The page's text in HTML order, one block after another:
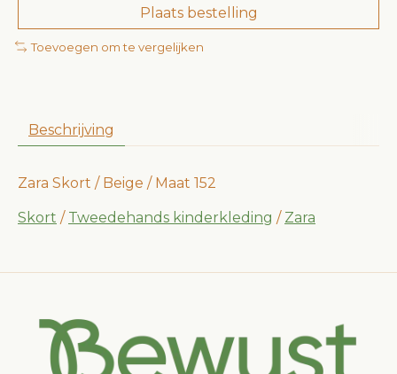
Plaats bestelling
Toevoegen om te vergelijken
Beschrijving
Zara Skort / Beige / Maat 152
Skort / Tweedehands kinderkleding / Zara